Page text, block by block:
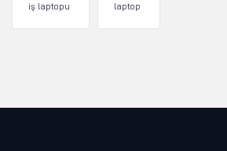
iş laptopu laptop